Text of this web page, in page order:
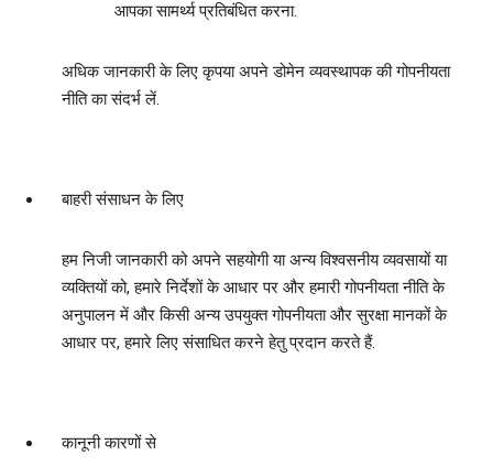
आपका सामर्थ्‍य प्रतिबंधित करना.
अधिक जानकारी के लिए कृपया अपने डोमेन व्‍यवस्‍थापक की गोपनीयता
नीति का संदर्भ लें.
बाहरी संसाधन के लिए
हम निजी जानकारी को अपने सहयोगी या अन्‍य विश्वसनीय व्‍यवसायों या
व्‍यक्तियों को, हमारे निर्देशों के आधार पर और हमारी गोपनीयता नीति के
अनुपालन में और किसी अन्‍य उपयुक्त गोपनीयता और सुरक्षा मानकों के
आधार पर, हमारे लिए संसाधित करने हेतु प्रदान करते हैं.
कानूनी कारणों से